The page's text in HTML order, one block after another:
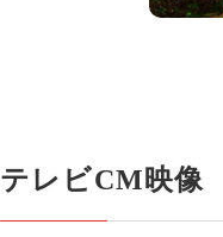
テレビCM映像